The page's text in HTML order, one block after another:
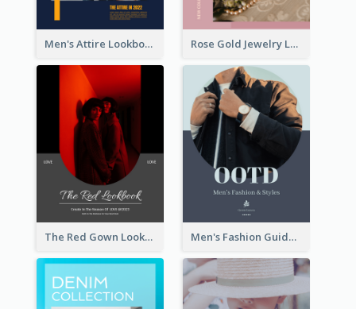
Men's Attire Lookbook Rose Gold Jewelry Lookbook
The Red Gown Lookbook Men's Fashion Guide Lookbook